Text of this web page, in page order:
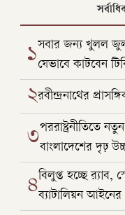
১সবার জন্য খুলল
যেভাবে কাটবেন
২রবীন্দ্রনাথের
৩পররাষ্ট্রনীতিতে
বাংলাদেশের দৃঢ়
৪বিলুপ্ত হচ্ছে র‍্যাব,
ব্যাটালিয়ন